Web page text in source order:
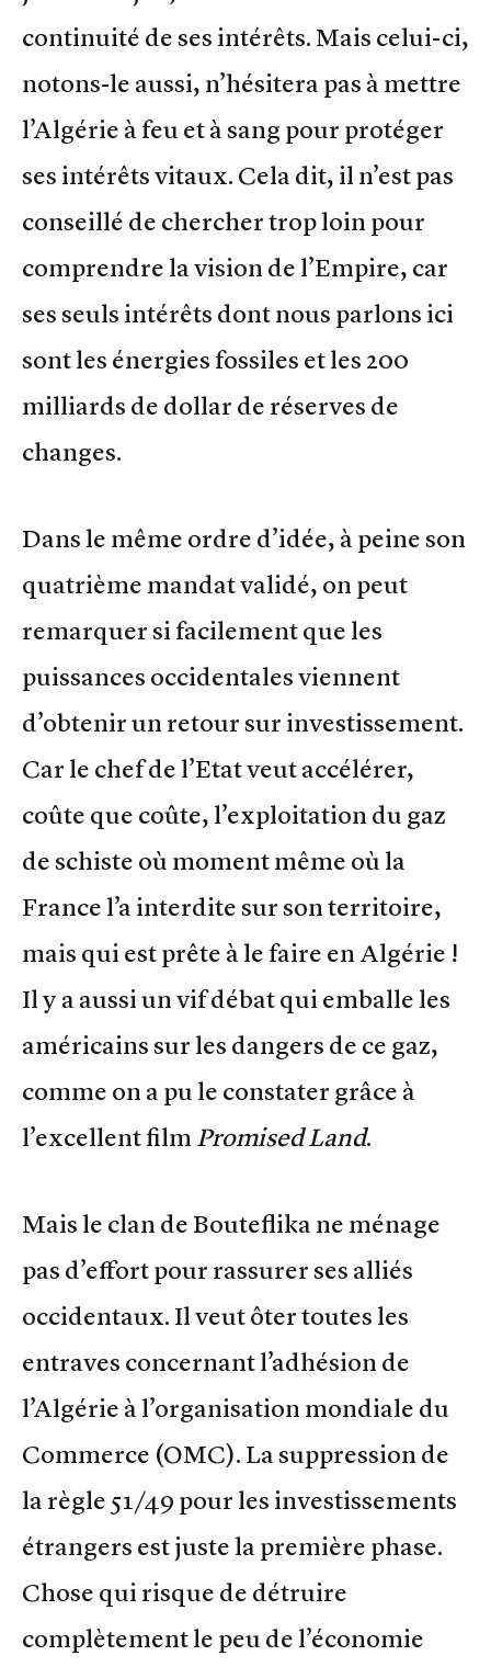
continuité de ses intérêts. Mais celui-ci,
notons-le aussi, n’hésitera pas à mettre
l’Algérie à feu et à sang pour protéger
ses intérêts vitaux. Cela dit, il n’est pas
conseillé de chercher trop loin pour
comprendre la vision de l’Empire, car
ses seuls intérêts dont nous parlons ici
sont les énergies fossiles et les 200
milliards de dollar de réserves de
changes.
Dans le même ordre d’idée, à peine son
quatrième mandat validé, on peut
remarquer si facilement que les
puissances occidentales viennent
d’obtenir un retour sur investissement.
Car le chef de l’Etat veut accélérer,
coûte que coûte, l’exploitation du gaz
de schiste où moment même où la
France l’a interdite sur son territoire,
mais qui est prête à le faire en Algérie !
Il y a aussi un vif débat qui emballe les
américains sur les dangers de ce gaz,
comme on a pu le constater grâce à
l’excellent film Promised Land.
Mais le clan de Bouteflika ne ménage
pas d’effort pour rassurer ses alliés
occidentaux. Il veut ôter toutes les
entraves concernant l’adhésion de
l’Algérie à l’organisation mondiale du
Commerce (OMC). La suppression de
la règle 51/49 pour les investissements
étrangers est juste la première phase.
Chose qui risque de détruire
complètement le peu de l’économie